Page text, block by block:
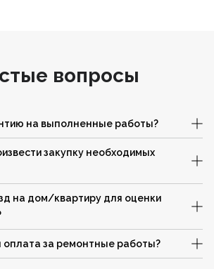
вопросы
на выполненные работы?
закупку необходимых
на дом/квартиру для оценки
оплата за ремонтные работы?